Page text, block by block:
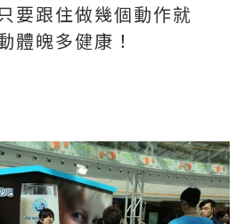
要跟住做幾個動作就
體魄多健康！